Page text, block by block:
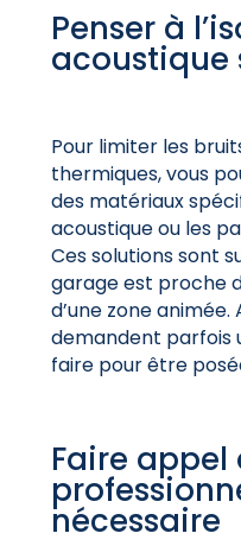
Penser à
acoustique
Pour limiter les
thermiques, vous
des matériaux
acoustique ou les
Ces solutions sont
garage est proche
d’une zone
demandent parfois
faire pour être
Faire appel
nécessaire